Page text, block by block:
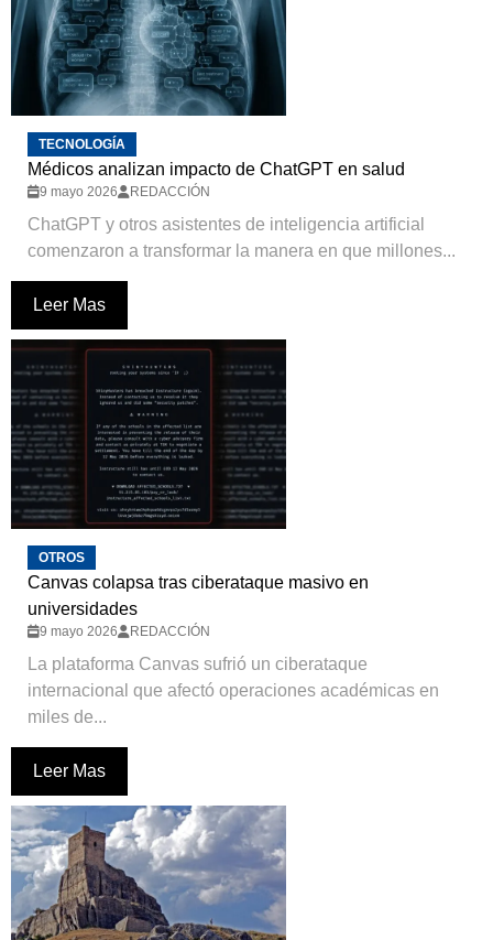
TECNOLOGÍA
Médicos analizan impacto de ChatGPT en salud
9 mayo 2026 REDACCIÓN
ChatGPT y otros asistentes de inteligencia artificial
comenzaron a transformar la manera en que millones...
Leer Mas
OTROS
Canvas colapsa tras ciberataque masivo en
universidades
9 mayo 2026 REDACCIÓN
La plataforma Canvas sufrió un ciberataque
internacional que afectó operaciones académicas en
miles de...
Leer Mas